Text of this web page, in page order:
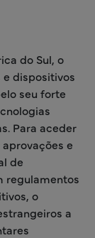
do Sul, o
dispositivos
seu forte
Para aceder
e
de
regulamentos
o
a